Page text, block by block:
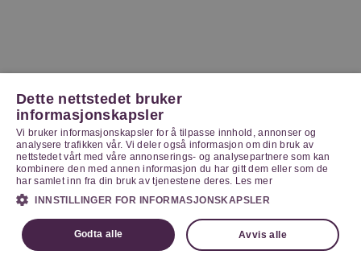
Dette nettstedet bruker
informasjonskapsler
Vi bruker informasjonskapsler for å tilpasse innhold, annonser og
analysere trafikken vår. Vi deler også informasjon om din bruk av
nettstedet vårt med våre annonserings- og analysepartnere som kan
kombinere den med annen informasjon du har gitt dem eller som de
har samlet inn fra din bruk av tjenestene deres. Les mer
INNSTILLINGER FOR INFORMASJONSKAPSLER
Godta alle Avvis alle